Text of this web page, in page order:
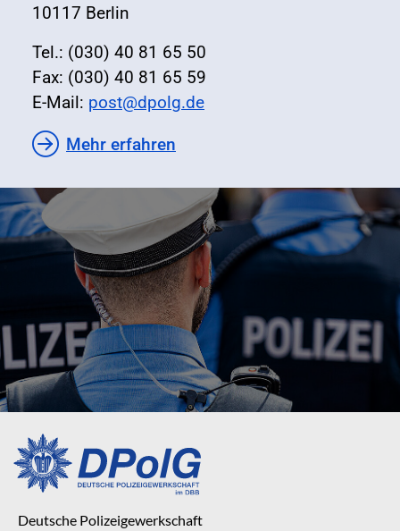
10117 Berlin
Tel.: (030) 40 81 65 50
Fax: (030) 40 81 65 59
E-Mail: post@dpolg.de
Mehr erfahren
Deutsche Polizeigewerkschaft